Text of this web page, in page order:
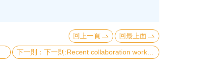
回上一頁 回最上面
下一則:Recent collaboration works of Prof. Ya-Ping Chiu’s group (邱雅萍).